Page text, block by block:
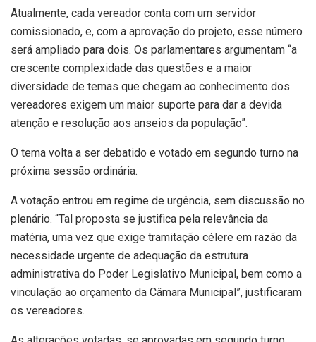
Atualmente, cada vereador conta com um servidor
comissionado, e, com a aprovação do projeto, esse número
será ampliado para dois. Os parlamentares argumentam “a
crescente complexidade das questões e a maior
diversidade de temas que chegam ao conhecimento dos
vereadores exigem um maior suporte para dar a devida
atenção e resolução aos anseios da população”.
O tema volta a ser debatido e votado em segundo turno na
próxima sessão ordinária.
A votação entrou em regime de urgência, sem discussão no
plenário. “Tal proposta se justifica pela relevância da
matéria, uma vez que exige tramitação célere em razão da
necessidade urgente de adequação da estrutura
administrativa do Poder Legislativo Municipal, bem como a
vinculação ao orçamento da Câmara Municipal”, justificaram
os vereadores.